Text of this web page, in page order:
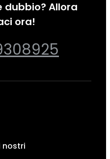
dubbio? Allora
ora!
nostri